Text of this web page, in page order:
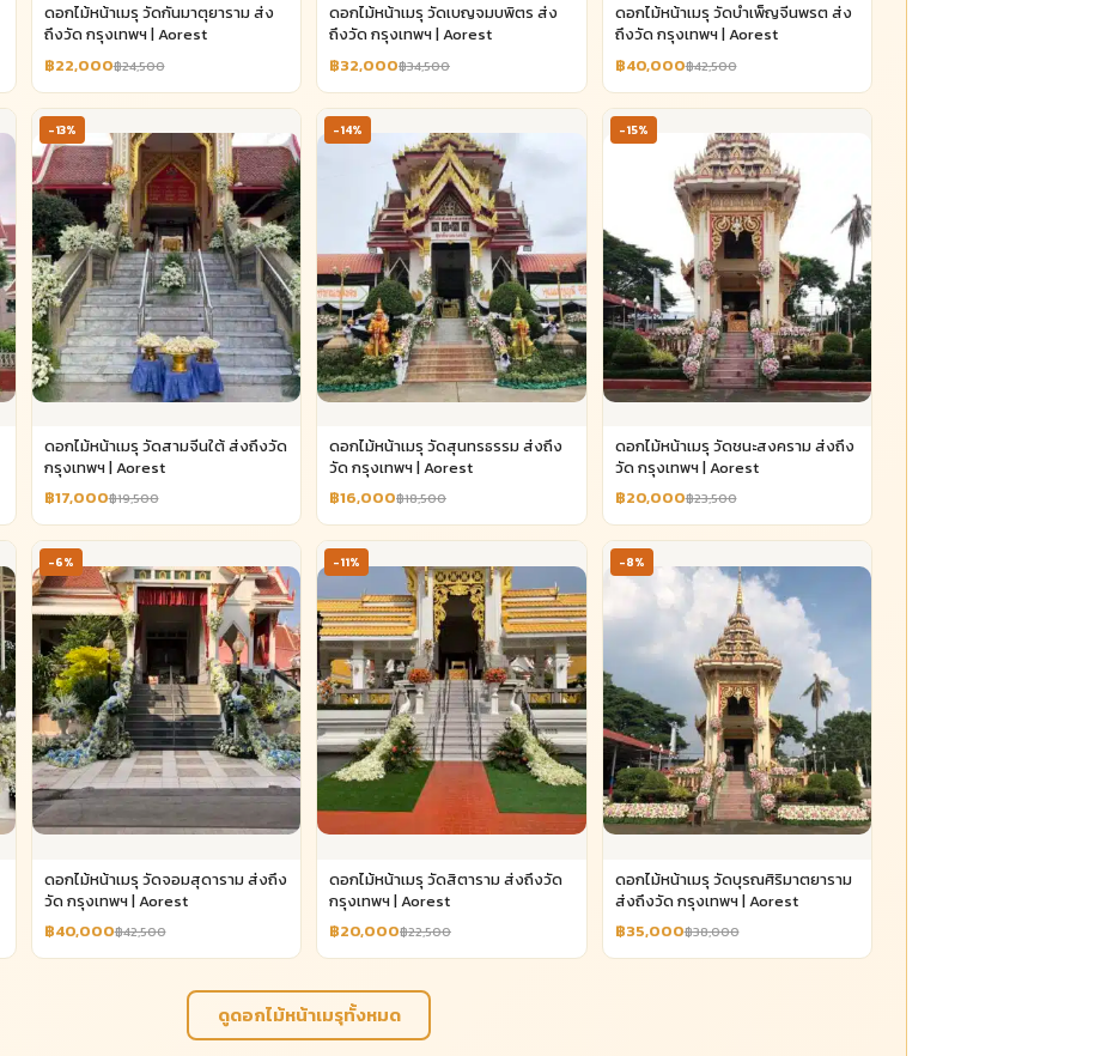
ดอกไม้หน้าเมรุ วัดกันมาตุยาราม ส่ง
ถึงวัด กรุงเทพฯ | Aorest
฿22,000฿24,500
ดอกไม้หน้าเมรุ วัดเบญจมบพิตร ส่ง
ถึงวัด กรุงเทพฯ | Aorest
฿32,000฿34,500
ดอกไม้หน้าเมรุ วัดบำเพ็ญจีนพรต ส่ง
ถึงวัด กรุงเทพฯ | Aorest
฿40,000฿42,500
-13%
ดอกไม้หน้าเมรุ วัดสามจีนใต้ ส่งถึงวัด
กรุงเทพฯ | Aorest
฿17,000฿19,500
-14%
ดอกไม้หน้าเมรุ วัดสุนทรธรรม ส่งถึง
วัด กรุงเทพฯ | Aorest
฿16,000฿18,500
-15%
ดอกไม้หน้าเมรุ วัดชนะสงคราม ส่งถึง
วัด กรุงเทพฯ | Aorest
฿20,000฿23,500
-6%
ดอกไม้หน้าเมรุ วัดจอมสุดาราม ส่งถึง
วัด กรุงเทพฯ | Aorest
฿40,000฿42,500
-11%
ดอกไม้หน้าเมรุ วัดสิตาราม ส่งถึงวัด
กรุงเทพฯ | Aorest
฿20,000฿22,500
-8%
ดอกไม้หน้าเมรุ วัดบุรณศิริมาตยาราม
ส่งถึงวัด กรุงเทพฯ | Aorest
฿35,000฿38,000
ดูดอกไม้หน้าเมรุทั้งหมด